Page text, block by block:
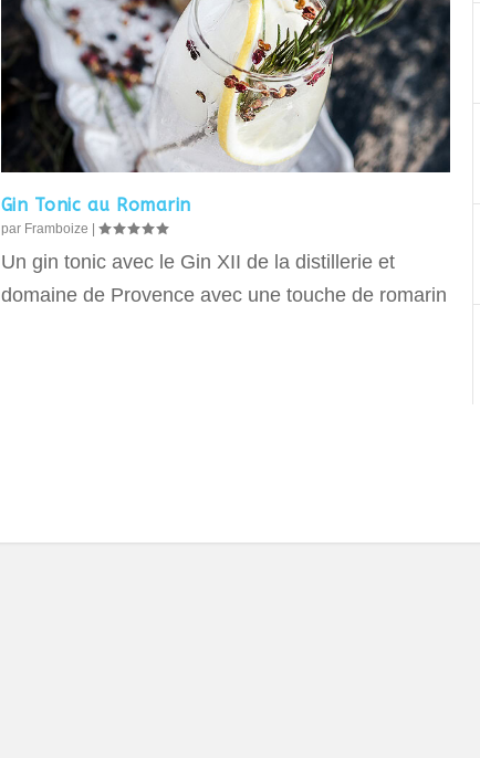
Gin Tonic au Romarin
par Framboize
Un gin tonic avec le Gin XII de la distillerie et
domaine de Provence avec une touche de romarin